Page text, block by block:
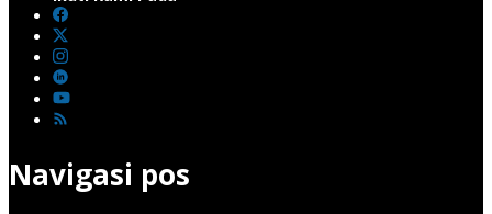
Navigasi pos